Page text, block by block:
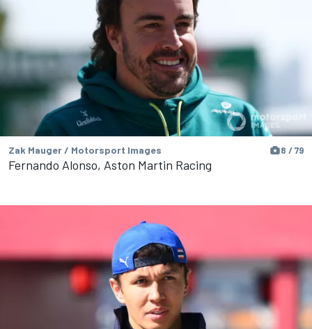
Zak Mauger / Motorsport Images 8 / 79
Fernando Alonso, Aston Martin Racing